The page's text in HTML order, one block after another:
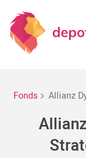
Fonds Allianz